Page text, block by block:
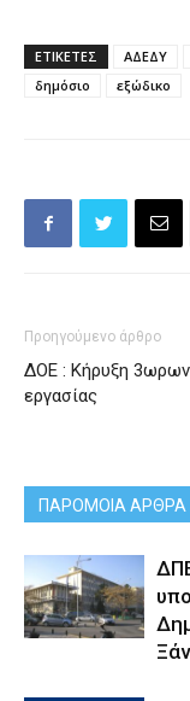
ΕΤΙΚΕΤΕΣ ΑΔΕΔΥ
δημόσιο
εξώδικο
Προηγούμενο άρθρο
ΔΟΕ : Κήρυξη
εργασίας
ΠΑΡΟΜΟΙΑ ΑΡΘΡΑ